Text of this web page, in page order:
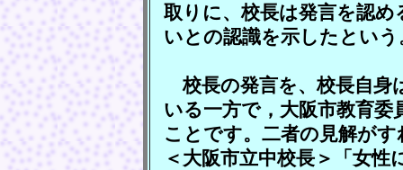
取りに、校長は発言を認
いとの認識を示したという
校長の発言を、校長自身
いる一方で，大阪市教育
ことです。二者の見解が
＜大阪市立中校長＞「女